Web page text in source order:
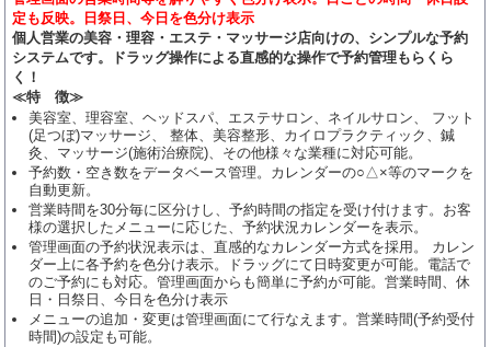
定も反映。日祭日、今日を色分け表示
個人営業の美容・理容・エステ・マッサージ店向けの、シンプルな予約
システムです。ドラッグ操作による直感的な操作で予約管理もらくら
く！
≪特 徴≫
美容室、理容室、ヘッドスパ、エステサロン、ネイルサロン、 フット
(足つぼ)マッサージ、 整体、美容整形、カイロプラクティック、鍼
灸、マッサージ(施術治療院)、その他様々な業種に対応可能。
予約数・空き数をデータベース管理。カレンダーの○△×等のマークを
自動更新。
営業時間を30分毎に区分けし、予約時間の指定を受け付けます。お客
様の選択したメニューに応じた、予約状況カレンダーを表示。
管理画面の予約状況表示は、直感的なカレンダー方式を採用。 カレン
ダー上に各予約を色分け表示。ドラッグにて日時変更が可能。電話で
のご予約にも対応。管理画面からも簡単に予約が可能。営業時間、休
日・日祭日、今日を色分け表示
メニューの追加・変更は管理画面にて行なえます。営業時間(予約受付
時間)の設定も可能。